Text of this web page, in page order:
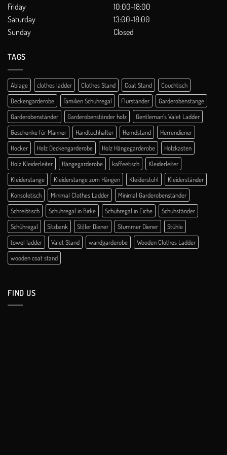
Friday
10:00-18:00
Saturday
13:00-18:00
Sunday
Closed
TAGS
Ablage clothes ladder Clothes Stand Coat Stand
Couchtisch
Deckengarderobe
Familien Schuhregal Flurständer
Garderobenstange
Garderobenständer
Garderobenständer holz
Gentleman's Valet Ladder
Geschenke für Männer
Handtuchhalter Hemdstand
Herrendiener
Hocker
Holz Deckengarderobe Holz Hängegarderobe
Holzkasten
Holz Kleiderleiter
Hängegarderobe kaffeetisch
Kleiderleiter
Kleiderstange
Kleiderstange zum Hängen Kleiderstuhl
Kleiderständer
Konsoletisch
Minimal Clothes Ladder
Minimal Garderobenständer
Schreibtisch
Schuhregal in Birke Schuhregal in Eiche
Schuhständer
Schühregal
Sitzbank Stiller Diener Stummer Diener
Stühle
towel ladder
Valet Stand wandgarderobe
Wooden Clothes Ladder
wooden coat stand
FIND US